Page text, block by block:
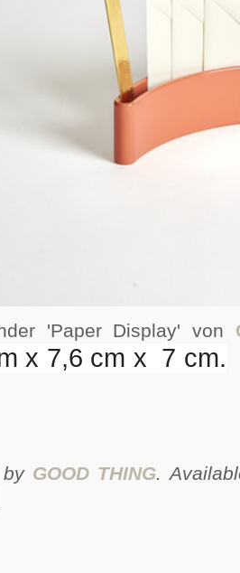
'Paper Display' von
x 7,6 cm x 7 cm.
by GOOD THING.